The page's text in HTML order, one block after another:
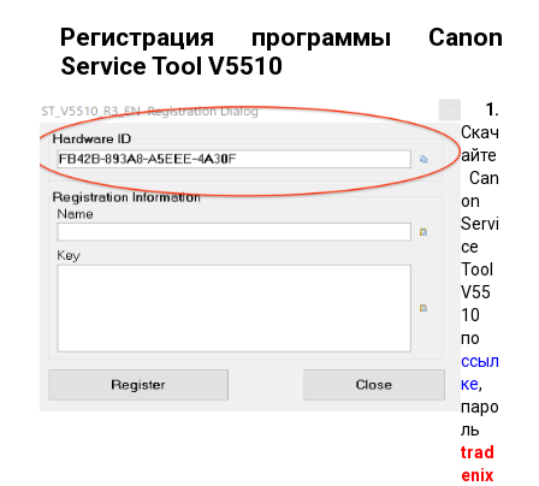
Регистрация программы Canon
Service Tool V5510
1.
Скач
айте
Can
on
Servi
ce
Tool
V55
10
по
ссыл
ке,
паро
ль
trad
enix